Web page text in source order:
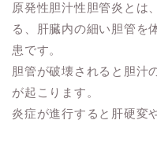
原発性胆汁性胆管炎とは
る、肝臓内の細い胆管を
患です。
胆管が破壊されると胆汁
が起こります。
炎症が進行すると肝硬変